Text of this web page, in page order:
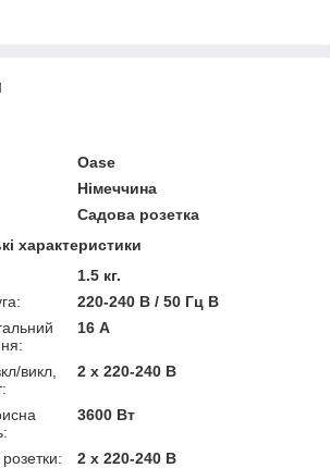
Oase
Німеччина
Садова розетка
характеристики
1.5 кг.
220-240 В / 50 Гц В
16 А
викл,
2 х 220-240 В
3600 Вт
2 х 220-240 В